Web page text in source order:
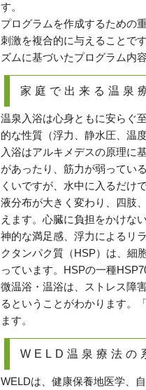
す。
プログラムを作成するための
刺激を複合的に与えることで
ズムに基づいたプログラム内
家庭で出来る温泉
温泉入浴は心身ともに安らぐ
的な性質（浮力、静水圧、温
入浴はアルキメデスの原理に
があったり、筋力が弱ってい
くいですが、水中に入るだけ
液分布が大きく変わり、四肢
えます。心臓に負担をかけな
神的な満足感、浮力によるリ
クタンパク質（HSP）は、細
っています。HSPの一種
微温浴・温浴は、ストレス障
るということがわかります。
ます。
WELD温泉療法の
WELDは、健康保養地医学、